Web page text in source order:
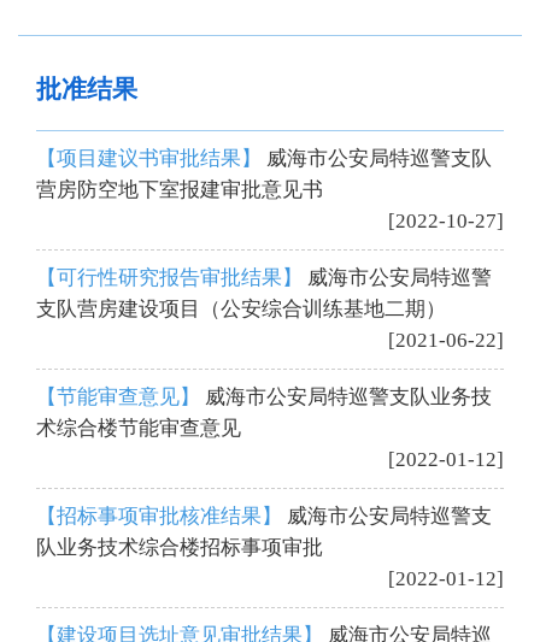
批准结果
【项目建议书审批结果】 威海市公安局特巡警支队
营房防空地下室报建审批意见书
[2022-10-27]
【可行性研究报告审批结果】 威海市公安局特巡警
支队营房建设项目（公安综合训练基地二期）
[2021-06-22]
【节能审查意见】 威海市公安局特巡警支队业务技
术综合楼节能审查意见
[2022-01-12]
【招标事项审批核准结果】 威海市公安局特巡警支
队业务技术综合楼招标事项审批
[2022-01-12]
【建设项目选址意见审批结果】 威海市公安局特巡